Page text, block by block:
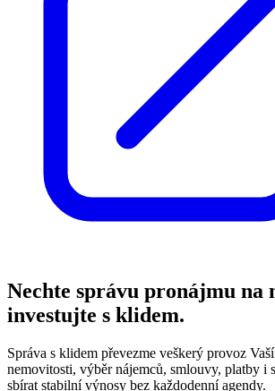
Nechte správu pronájmu na
investujte s klidem.
Správa s klidem převezme veškerý provoz
nemovitosti, výběr nájemců, smlouvy, platby i
sbírat stabilní výnosy bez každodenní agendy.